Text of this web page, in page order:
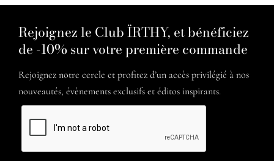
Rejoignez le Club ÏRTHY, et bénéficiez
de -10% sur votre première commande
Rejoignez notre cercle et profitez d’un accès privilégié à nos
nouveautés, évènements exclusifs et éditos inspirants.